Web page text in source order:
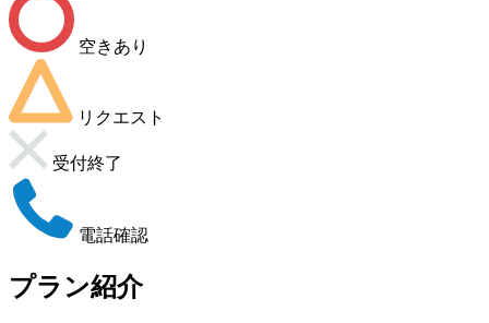
空きあり
リクエスト
受付終了
電話確認
プラン紹介